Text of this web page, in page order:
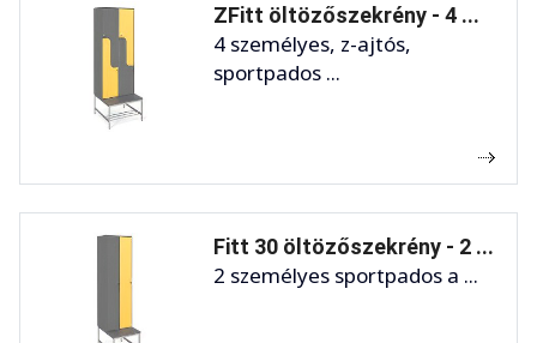
ZFitt öltözőszekrény - 4 ...
4 személyes, z-ajtós,
sportpados ...
Fitt 30 öltözőszekrény - 2 ...
2 személyes sportpados a ...